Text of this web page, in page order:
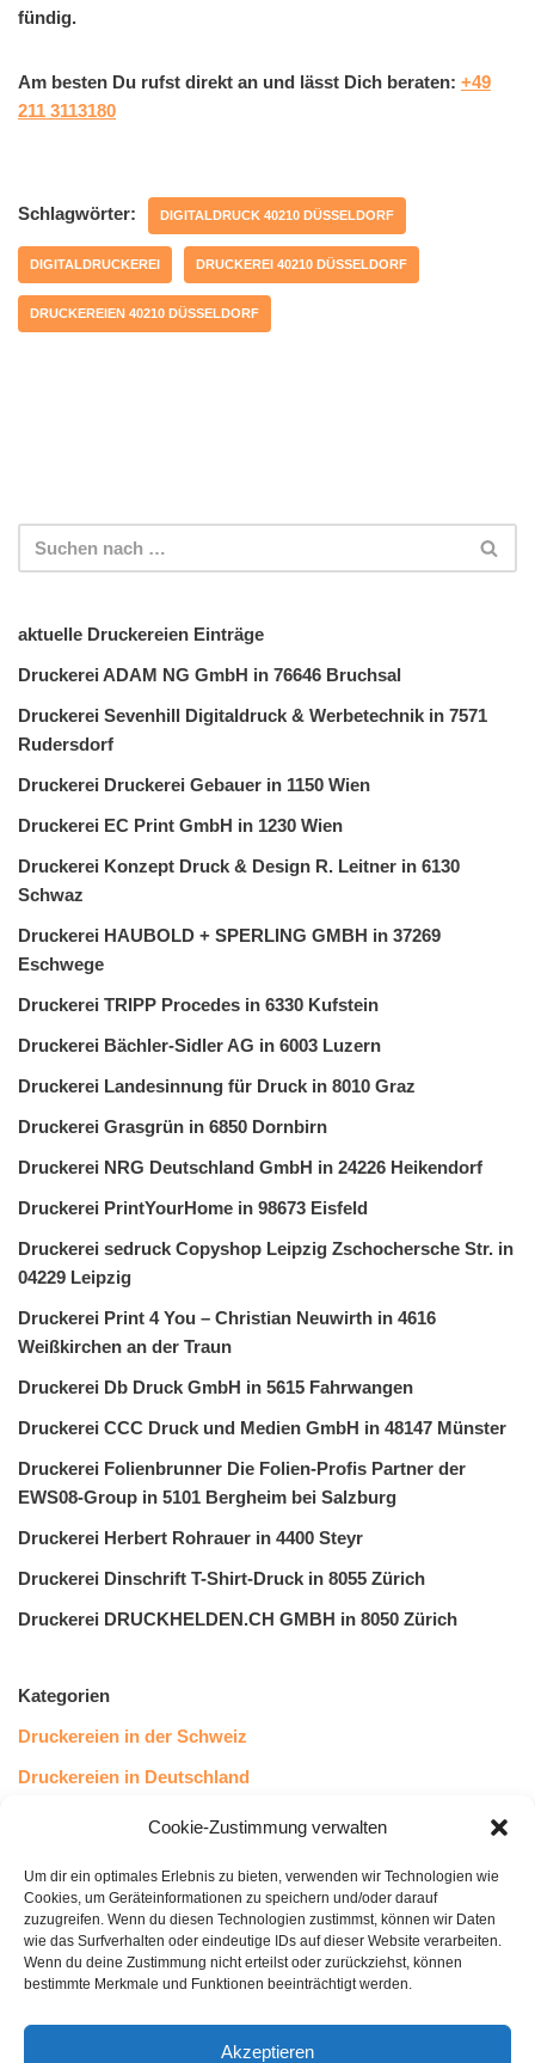
Cookie-Zustimmung verwalten
Um dir ein optimales Erlebnis zu bieten, verwenden wir Technologien wie
Cookies, um Geräteinformationen zu speichern und/oder darauf
zuzugreifen. Wenn du diesen Technologien zustimmst, können wir Daten
wie das Surfverhalten oder eindeutige IDs auf dieser Website verarbeiten.
Wenn du deine Zustimmung nicht erteilst oder zurückziehst, können
bestimmte Merkmale und Funktionen beeinträchtigt werden.
Akzeptieren
fündig.
Am besten Du rufst direkt an und lässt Dich beraten: +49
211 3113180
Schlagwörter: DIGITALDRUCK 40210 DÜSSELDORF
DIGITALDRUCKEREI DRUCKEREI 40210 DÜSSELDORF
DRUCKEREIEN 40210 DÜSSELDORF
aktuelle Druckereien Einträge
Druckerei ADAM NG GmbH in 76646 Bruchsal
Druckerei Sevenhill Digitaldruck & Werbetechnik in 7571
Rudersdorf
Druckerei Druckerei Gebauer in 1150 Wien
Druckerei EC Print GmbH in 1230 Wien
Druckerei Konzept Druck & Design R. Leitner in 6130
Schwaz
Druckerei HAUBOLD + SPERLING GMBH in 37269
Eschwege
Druckerei TRIPP Procedes in 6330 Kufstein
Druckerei Bächler-Sidler AG in 6003 Luzern
Druckerei Landesinnung für Druck in 8010 Graz
Druckerei Grasgrün in 6850 Dornbirn
Druckerei NRG Deutschland GmbH in 24226 Heikendorf
Druckerei PrintYourHome in 98673 Eisfeld
Druckerei sedruck Copyshop Leipzig Zschochersche Str. in
04229 Leipzig
Druckerei Print 4 You – Christian Neuwirth in 4616
Weißkirchen an der Traun
Druckerei Db Druck GmbH in 5615 Fahrwangen
Druckerei CCC Druck und Medien GmbH in 48147 Münster
Druckerei Folienbrunner Die Folien-Profis Partner der
EWS08-Group in 5101 Bergheim bei Salzburg
Druckerei Herbert Rohrauer in 4400 Steyr
Druckerei Dinschrift T-Shirt-Druck in 8055 Zürich
Druckerei DRUCKHELDEN.CH GMBH in 8050 Zürich
Kategorien
Druckereien in der Schweiz
Druckereien in Deutschland
Druckereien in Österreich
Kundenstimmen